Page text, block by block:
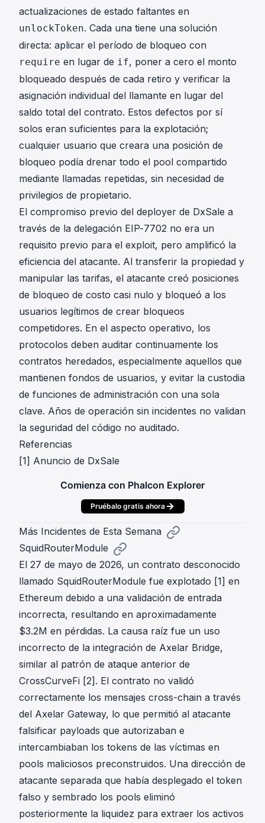
actualizaciones de estado faltantes en
unlockToken. Cada una tiene una solución
directa: aplicar el período de bloqueo con
require en lugar de if, poner a cero el monto
bloqueado después de cada retiro y verificar la
asignación individual del llamante en lugar del
saldo total del contrato. Estos defectos por sí
solos eran suficientes para la explotación;
cualquier usuario que creara una posición de
bloqueo podía drenar todo el pool compartido
mediante llamadas repetidas, sin necesidad de
privilegios de propietario.
El compromiso previo del deployer de DxSale a
través de la delegación EIP-7702 no era un
requisito previo para el exploit, pero amplificó la
eficiencia del atacante. Al transferir la propiedad y
manipular las tarifas, el atacante creó posiciones
de bloqueo de costo casi nulo y bloqueó a los
usuarios legítimos de crear bloqueos
competidores. En el aspecto operativo, los
protocolos deben auditar continuamente los
contratos heredados, especialmente aquellos que
mantienen fondos de usuarios, y evitar la custodia
de funciones de administración con una sola
clave. Años de operación sin incidentes no validan
la seguridad del código no auditado.
Referencias
[1] Anuncio de DxSale
Comienza con Phalcon Explorer
Pruébalo gratis ahora
Más Incidentes de Esta Semana
SquidRouterModule
El 27 de mayo de 2026, un contrato desconocido
llamado SquidRouterModule fue explotado [1] en
Ethereum debido a una validación de entrada
incorrecta, resultando en aproximadamente
$3.2M en pérdidas. La causa raíz fue un uso
incorrecto de la integración de Axelar Bridge,
similar al patrón de ataque anterior de
CrossCurveFi [2] . El contrato no validó
correctamente los mensajes cross-chain a través
del Axelar Gateway, lo que permitió al atacante
falsificar payloads que autorizaban e
intercambiaban los tokens de las víctimas en
pools maliciosos preconstruidos. Una dirección de
atacante separada que había desplegado el token
falso y sembrado los pools eliminó
posteriormente la liquidez para extraer los activos